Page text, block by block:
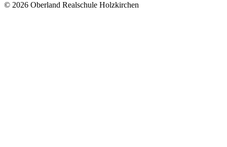
© 2026 Oberland Realschule Holzkirchen